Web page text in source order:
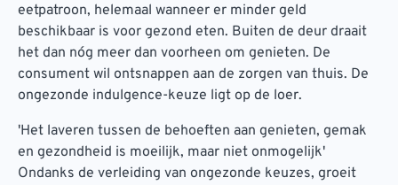
eetpatroon, helemaal wanneer er minder geld
beschikbaar is voor gezond eten. Buiten de deur draait
het dan nóg meer dan voorheen om genieten. De
consument wil ontsnappen aan de zorgen van thuis. De
ongezonde indulgence-keuze ligt op de loer.
'Het laveren tussen de behoeften aan genieten, gemak
en gezondheid is moeilijk, maar niet onmogelijk'
Ondanks de verleiding van ongezonde keuzes, groeit